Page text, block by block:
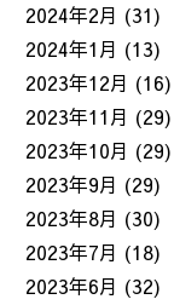
2024年2月 (31)
2024年1月 (13)
2023年12月 (16)
2023年11月 (29)
2023年10月 (29)
2023年9月 (29)
2023年8月 (30)
2023年7月 (18)
2023年6月 (32)